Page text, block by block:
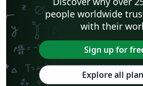
people worldwide
with their
Sign up for
Explore all